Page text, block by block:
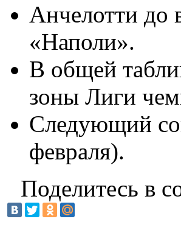
Анчелотти до
«Наполи».
В общей
зоны Лиги
Следующий
февраля).
Поделитесь в